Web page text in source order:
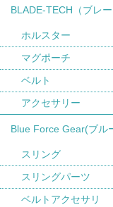
BLADE-TECH（ブレー
ホルスター
マグポーチ
ベルト
アクセサリー
Blue Force Gear(ブル
スリング
スリングパーツ
ベルトアクセサリ